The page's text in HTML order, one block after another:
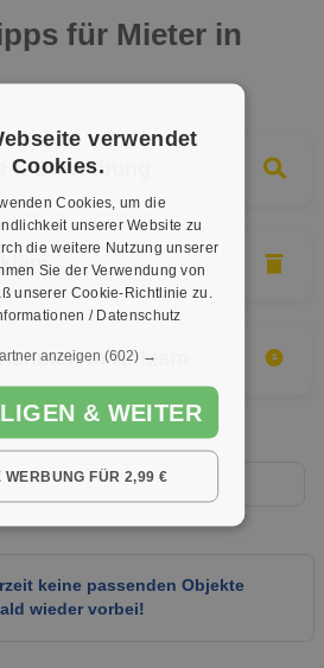
für Mieter in
Bewerbung
in Anklam
keine passenden Objekte
wieder vorbei!
verwendet
Cookies.
Cookies, um die
unserer Website zu
die weitere Nutzung unserer
Sie der Verwendung von
unserer Cookie-Richtlinie zu.
/ Datenschutz
anzeigen (602) →
& WEITER
WERBUNG FÜR 2,99 €